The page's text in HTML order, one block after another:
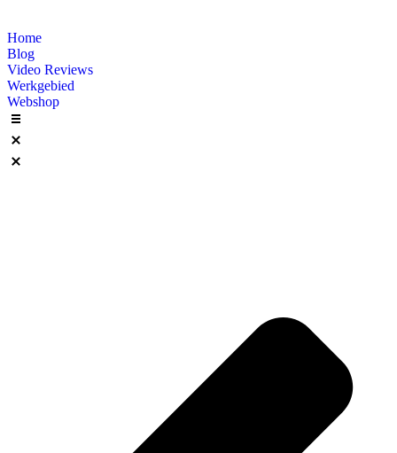
Home
Blog
Video Reviews
Werkgebied
Webshop